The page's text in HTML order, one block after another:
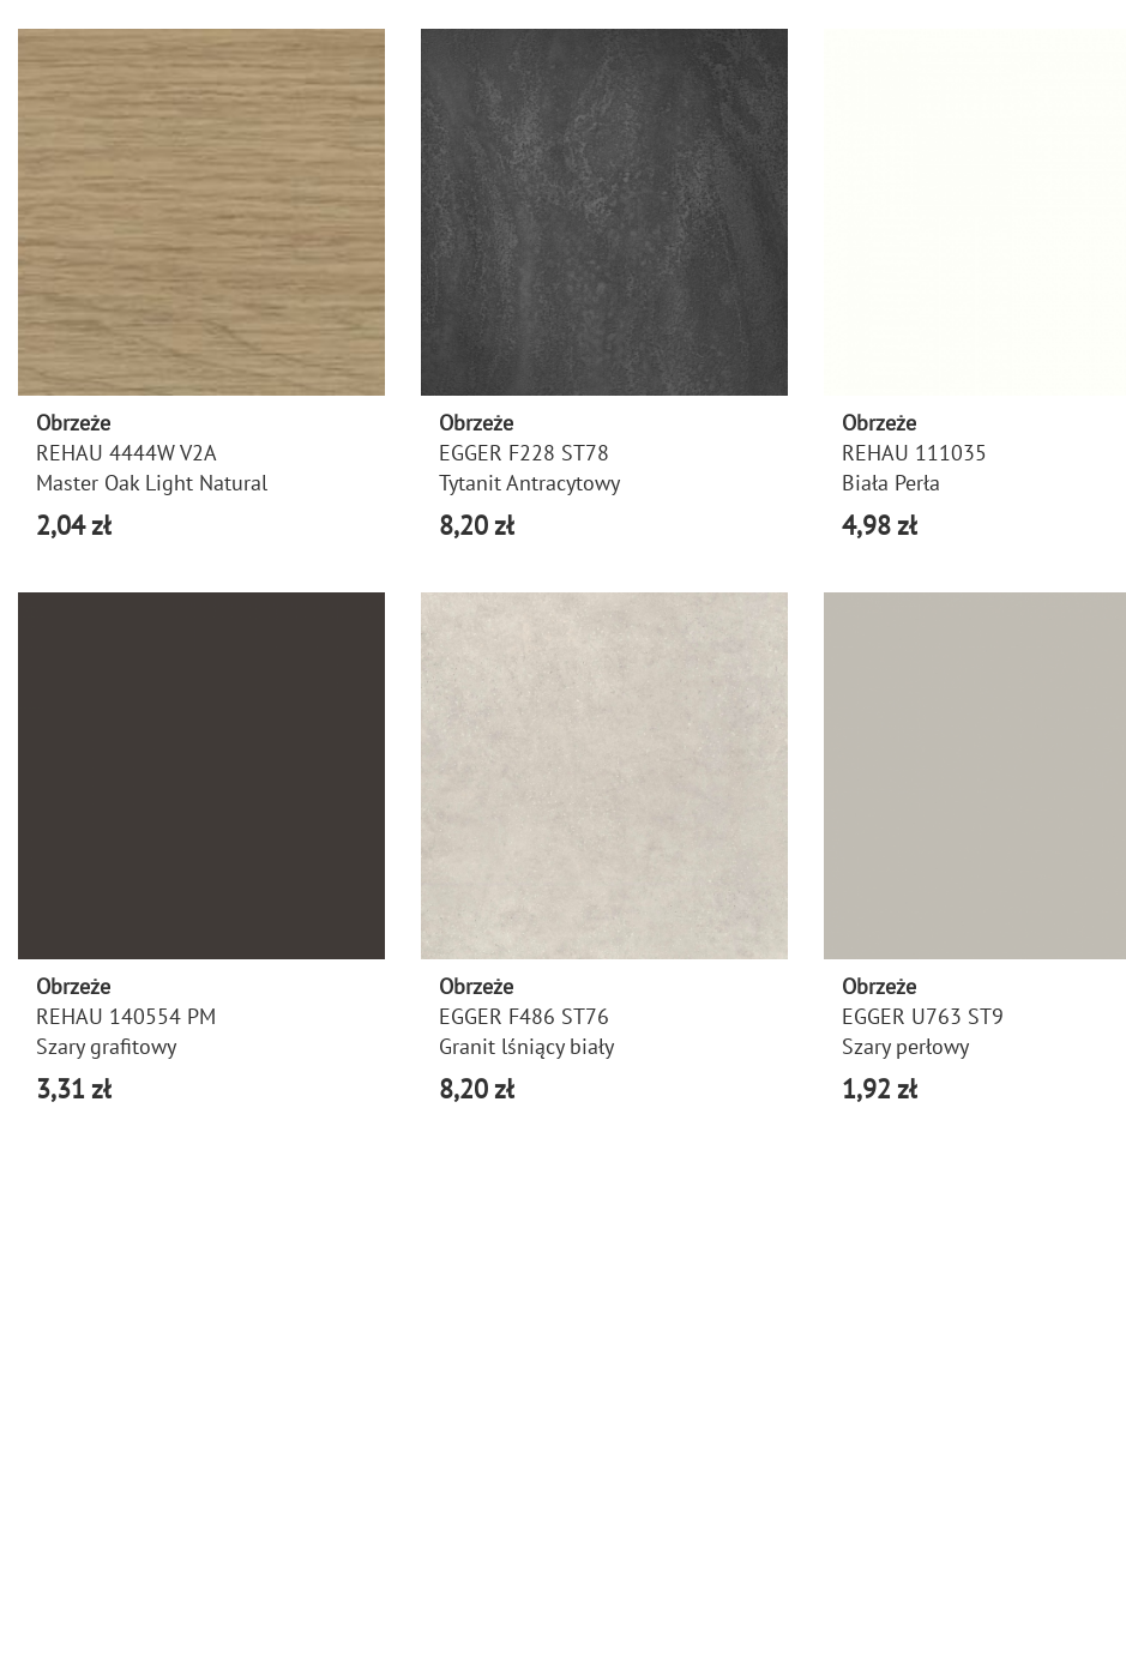
Obrzeże
REHAU 4444W V2A
Master Oak Light Natural
2,04 zł
Obrzeże
EGGER F228 ST78
Tytanit Antracytowy
8,20 zł
Obrzeże
REHAU 111035
Biała Perła
4,98 zł
Obrzeże
REHAU 140554 PM
Szary grafitowy
3,31 zł
Obrzeże
EGGER F486 ST76
Granit lśniący biały
8,20 zł
Obrzeże
EGGER U763 ST9
Szary perłowy
1,92 zł